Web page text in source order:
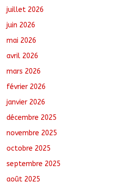
juillet 2026
juin 2026
mai 2026
avril 2026
mars 2026
février 2026
janvier 2026
décembre 2025
novembre 2025
octobre 2025
septembre 2025
août 2025